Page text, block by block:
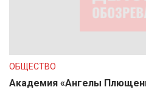
ОБЩЕСТВО
Академия «Ангелы